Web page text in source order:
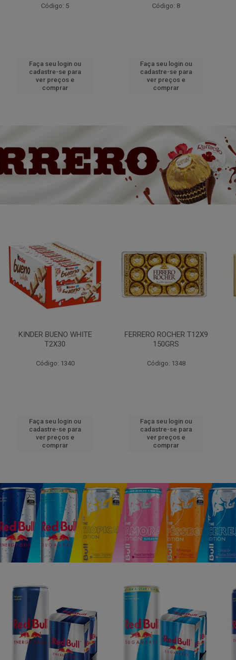
Código: 5
Faça seu login ou
cadastre-se para
ver preços e
comprar
Código: 8
Faça seu login ou
cadastre-se para
ver preços e
comprar
KINDER BUENO WHITE
T2X30
Código: 1340
Faça seu login ou
cadastre-se para
ver preços e
comprar
FERRERO ROCHER T12X9
150GRS
Código: 1348
Faça seu login ou
cadastre-se para
ver preços e
comprar